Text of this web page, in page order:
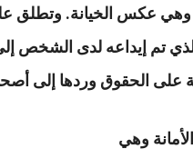
وهي عكس الخيانة. وتطلق
تم إيداعه لدى الشخص
على الحقوق وردها إلى
وهي